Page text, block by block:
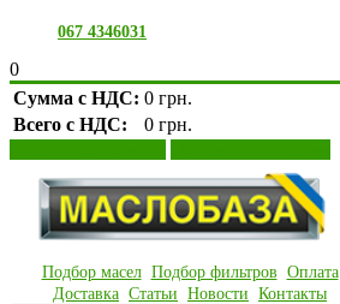
067 4346031
0
Сумма с НДС: 0 грн.
Всего с НДС:
0 грн.
Подбор масел Подбор фильтров Оплата
Доставка Статьи Новости Контакты